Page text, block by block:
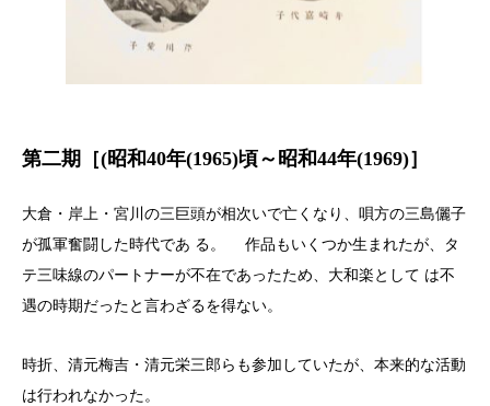
第二期［(昭和40年(1965)頃～昭和44年(1969)］
大倉・岸上・宮川の三巨頭が相次いで亡くなり、唄方の三島儷子
が孤軍奮闘した時代であ る。 作品もいくつか生まれたが、タ
テ三味線のパートナーが不在であったため、大和楽として は不
遇の時期だったと言わざるを得ない。
時折、清元梅吉・清元栄三郎らも参加していたが、本来的な活動
は行われなかった。